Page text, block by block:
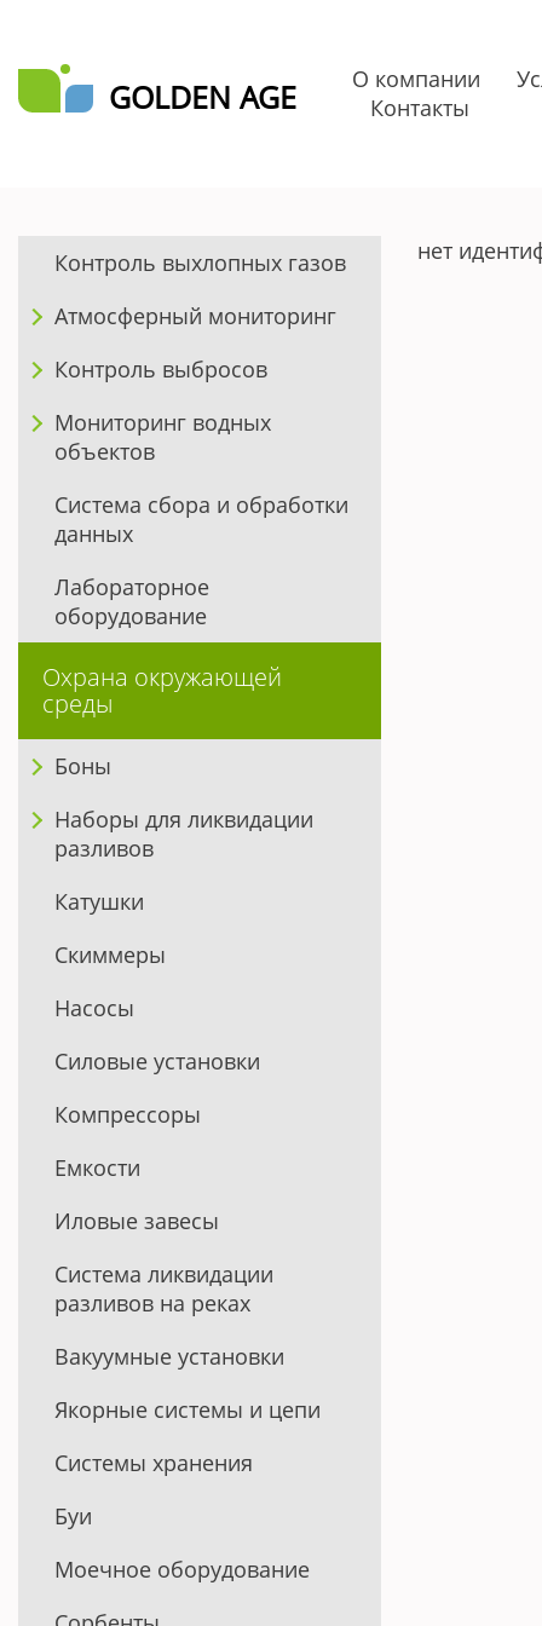
GOLDEN AGE О компании
Контакты
Контроль выхлопных газов
Атмосферный мониторинг
Контроль выбросов
Мониторинг водных
объектов
Система сбора и обработки
данных
Лабораторное
оборудование
Охрана окружающей
среды
Боны
Наборы для ликвидации
разливов
Катушки
Скиммеры
Насосы
Силовые установки
Компрессоры
Емкости
Иловые завесы
Система ликвидации
разливов на реках
Вакуумные установки
Якорные системы и цепи
Системы хранения
Буи
Моечное оборудование
нет